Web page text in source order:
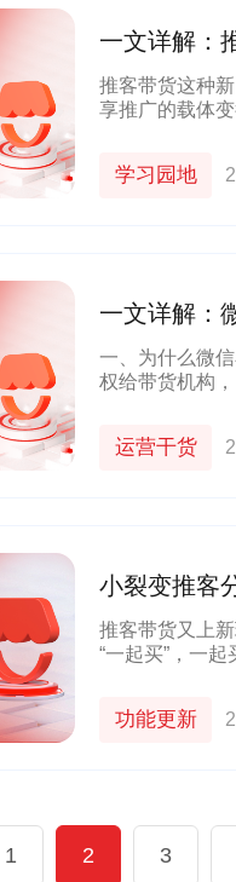
一文详解：
频+公众号
推客带货这种
享推广的载体
学习园地
一文详解：
一、为什么微
权给带货机构
运营干货
小裂变推客
推客分销积
推客带货又上
“一起买”，一
功能更新
1 2 3
企业微信+视频号打造公私域联动，
能门店导流线上，用企业微信沉淀
客户池，同时通过视频号直播等方
多渠道引流
1800w+
私域用户